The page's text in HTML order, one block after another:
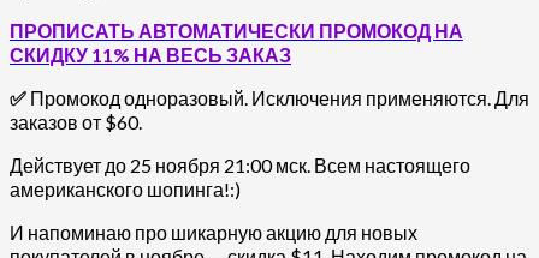
ПРОПИСАТЬ АВТОМАТИЧЕСКИ ПРОМОКОД НА
СКИДКУ 11% НА ВЕСЬ ЗАКАЗ
✅ Промокод одноразовый. Исключения применяются. Для
заказов от $60.
Действует до 25 ноября 21:00 мск. Всем настоящего
американского шопинга!:)
И напоминаю про шикарную акцию для новых